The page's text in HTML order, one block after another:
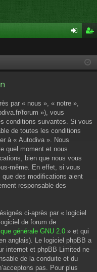
cri
par « nous », « notre »,
forum »), vous
conditions suivantes. Si vous
de toutes les conditions
à « Autodiva ». Nous
quel moment et nous
bien que nous vous
même. En effet, si vous
des modifications aient
responsable des
ci-après par « logiciel
de forum de
générale GNU 2.0 » et qui
anglais). Le logiciel phpBB a
internet et phpBB Limited ne
de la conduite et du
pas. Pour plus